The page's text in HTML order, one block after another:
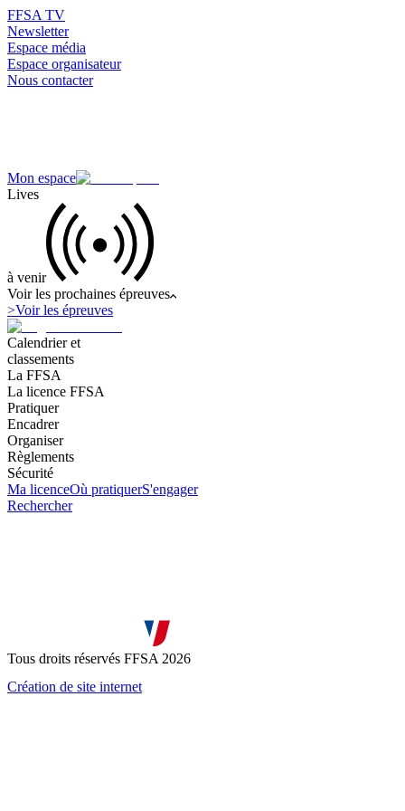
FFSA TV
Newsletter
Espace média
Espace organisateur
Nous contacter
Mon espace
Lives
à venir
Voir les prochaines épreuves
>Voir les épreuves
Calendrier et
classements
La FFSA
La licence FFSA
Pratiquer
Encadrer
Organiser
Règlements
Sécurité
Ma licenceOù pratiquerS'engager
Rechercher
Tous droits réservés FFSA 2026
Création de site internet